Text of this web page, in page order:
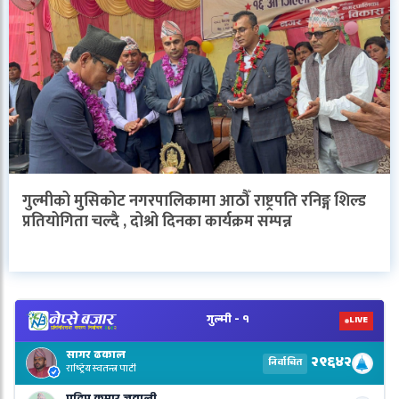
गुल्मीको मुसिकोट नगरपालिकामा आठौँ राष्ट्रपति रनिङ्ग शिल्ड
प्रतियोगिता चल्दै , दोश्रो दिनका कार्यक्रम सम्पन्न